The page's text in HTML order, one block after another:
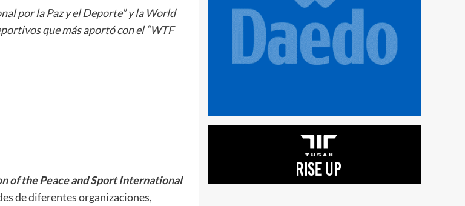
por la Paz y el Deporte” y la World
que más aportó con el “WTF
of the Peace and Sport International
de diferentes organizaciones,